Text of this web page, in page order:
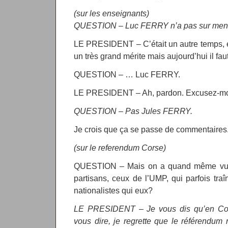
(sur les enseignants)
QUESTION – Luc FERRY n’a pas sur
LE PRESIDENT – C’était un autre
un très grand mérite mais aujourd’hui il
QUESTION – … Luc FERRY.
LE PRESIDENT – Ah, pardon. Excusez-
QUESTION – Pas Jules FERRY.
Je crois que ça se passe de
(sur le referendum Corse)
QUESTION – Mais on a quand même
partisans, ceux de l’UMP, qui parfois
nationalistes qui eux?
LE PRESIDENT – Je vous dis qu’en
vous dire, je regrette que le référendum